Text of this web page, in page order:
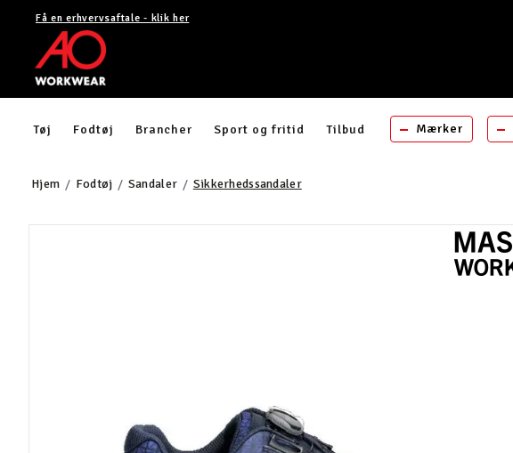
Få en erhvervsaftale - klik her
Tøj Fodtøj Brancher Sport og fritid Tilbud Mærker
Hjem Fodtøj Sandaler Sikkerhedssandaler